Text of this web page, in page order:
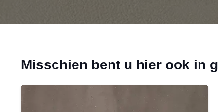
Misschien bent u hier ook in